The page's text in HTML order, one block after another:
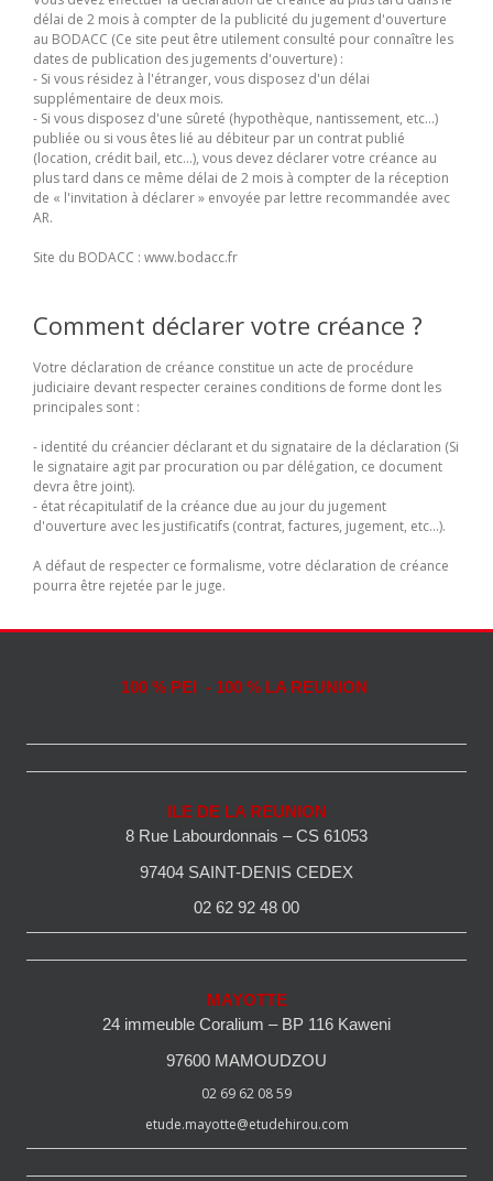
délai de 2 mois à compter de la publicité du jugement d'ouverture
au BODACC (Ce site peut être utilement consulté pour connaître les
dates de publication des jugements d'ouverture) :
- Si vous résidez à l'étranger, vous disposez d'un délai
supplémentaire de deux mois.
- Si vous disposez d'une sûreté (hypothèque, nantissement, etc...)
publiée ou si vous êtes lié au débiteur par un contrat publié
(location, crédit bail, etc...), vous devez déclarer votre créance au
plus tard dans ce même délai de 2 mois à compter de la réception
de « l'invitation à déclarer » envoyée par lettre recommandée avec
AR.
Site du BODACC : www.bodacc.fr
Comment déclarer votre créance ?
Votre déclaration de créance constitue un acte de procédure
judiciaire devant respecter ceraines conditions de forme dont les
principales sont :
- identité du créancier déclarant et du signataire de la déclaration (Si
le signataire agit par procuration ou par délégation, ce document
devra être joint).
- état récapitulatif de la créance due au jour du jugement
d'ouverture avec les justificatifs (contrat, factures, jugement, etc...).
A défaut de respecter ce formalisme, votre déclaration de créance
pourra être rejetée par le juge.
100 % PEI - 100 % LA REUNION
ILE DE LA REUNION
8 Rue Labourdonnais – CS 61053
97404 SAINT-DENIS CEDEX
02 62 92 48 00
MAYOTTE
24 immeuble Coralium – BP 116 Kaweni
97600 MAMOUDZOU
02 69 62 08 59
etude.mayotte@etudehirou.com